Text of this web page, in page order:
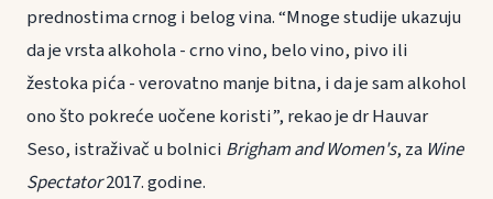
prednostima crnog i belog vina. “Mnoge studije ukazuju
da je vrsta alkohola - crno vino, belo vino, pivo ili
žestoka pića - verovatno manje bitna, i da je sam alkohol
ono što pokreće uočene koristi”, rekao je dr Hauvar
Seso, istraživač u bolnici Brigham and Women's, za Wine
Spectator2017. godine.